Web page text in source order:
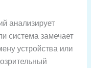
анализирует
система замечает
устройства или